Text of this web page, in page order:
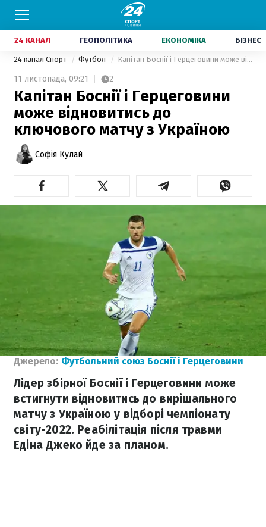
24 КАНАЛ ГЕОПОЛІТИКА ЕКОНОМІКА БІЗНЕС
24 канал Спорт Футбол Капітан Боснії і Герцеговини може відновитись до ключового матчу з Україною
11 листопада, 09:21 2
Капітан Боснії і Герцеговини
може відновитись до
ключового матчу з Україною
Софія Кулай
Джерело: Футбольний союз Боснії і Герцеговини
Лідер збірної Боснії і Герцеговини може
встигнути відновитись до вирішального
матчу з Україною у відборі чемпіонату
світу-2022. Реабілітація після травми
Едіна Джеко йде за планом.